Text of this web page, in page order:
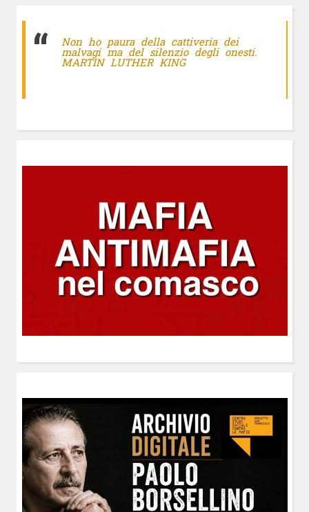
Non ho paura della cattiveria dei
malvagi ma del silenzio degli onesti.
MARTIN LUTHER KING